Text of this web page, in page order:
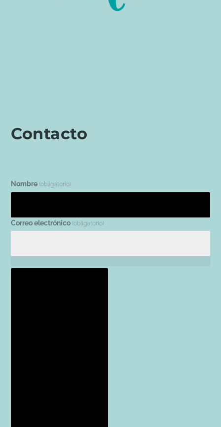
Contacto
Nombre (obligatorio)
Correo electrónico (obligatorio)